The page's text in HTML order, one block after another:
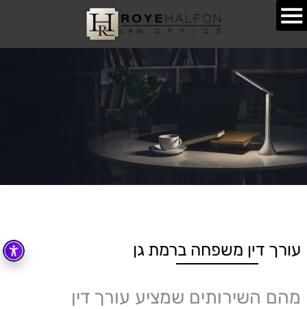
עורך דין משפחה ברמת גן
מהם השירותים שמציע עורך דין